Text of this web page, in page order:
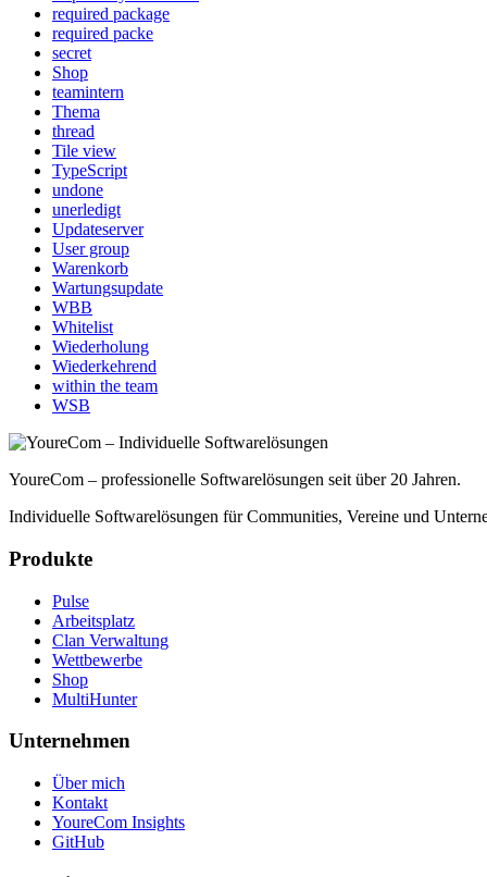
required package
required packe
secret
Shop
teamintern
Thema
thread
Tile view
TypeScript
undone
unerledigt
Updateserver
User group
Warenkorb
Wartungsupdate
WBB
Whitelist
Wiederholung
Wiederkehrend
within the team
WSB
YoureCom – professionelle Softwarelösungen seit über 20 Jahren.
Individuelle Softwarelösungen für Communities, Vereine und
Produkte
Pulse
Arbeitsplatz
Clan Verwaltung
Wettbewerbe
Shop
MultiHunter
Unternehmen
Über mich
Kontakt
YoureCom Insights
GitHub